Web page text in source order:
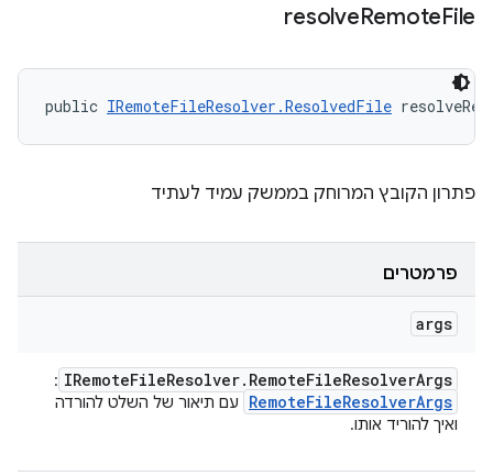
resolveRemoteFile
public IRemoteFileResolver.ResolvedFile
פתרון הקובץ המרוחק בממשק עמיד לעתיד
פרמטרים
args
IRemoteFileResolver. RemoteFileResolverArgs
:
RemoteFileResolverArgs
עם תיאור של השלט להורדה
ואיך להוריד אותו.